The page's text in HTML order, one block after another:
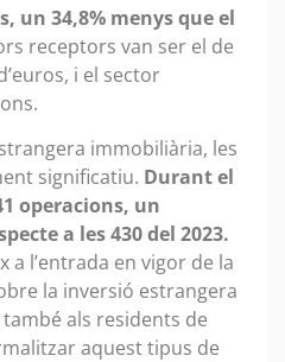
un 34,8% menys que el
receptors van ser el de
i el sector
immobiliària, les
significatiu. Durant el
operacions, un
a les 430 del 2023.
a l’entrada en vigor de la
la inversió estrangera
als residents de
aquest tipus de